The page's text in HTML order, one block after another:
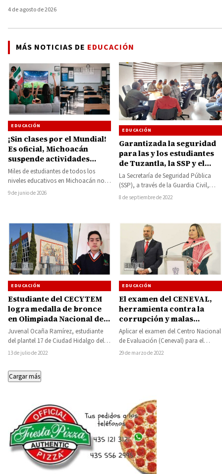
4 de agosto de 2026
MÁS NOTICIAS DE EDUCACIÓN
EDUCACIÓN
¡Sin clases por el Mundial!
Es oficial, Michoacán
suspende actividades
escolares el 11 de junio
Miles de estudiantes de todos los
niveles educativos en Michoacán no
acudirán a clases el próximo 11 de…
9 de junio de 2026
EDUCACIÓN
Garantizada la seguridad
para las y los estudiantes
de Tuzantla, la SSP y el
Ayuntamiento coordinan
acciones
La Secretaría de Seguridad Pública
(SSP), a través de la Guardia Civil,
coordina esfuerzos con instituciones
8 de septiembre de 2022
EDUCACIÓN
Estudiante del CECYTEM
logra medalla de bronce
en Olimpiada Nacional de
Química
Juvenal Ocaña Ramírez, estudiante
del plantel 17 de Ciudad Hidalgo del
Colegio de Estudios Científicos y
13 de julio de 2022
EDUCACIÓN
El examen del CENEVAL,
herramienta contra la
corrupción y malas
prácticas en el ingreso a
normales: SEE
Aplicar el examen del Centro Nacional
de Evaluación (Ceneval) para el
ingreso a las normales de Michoacán,
29 de marzo de 2022
Cargar más